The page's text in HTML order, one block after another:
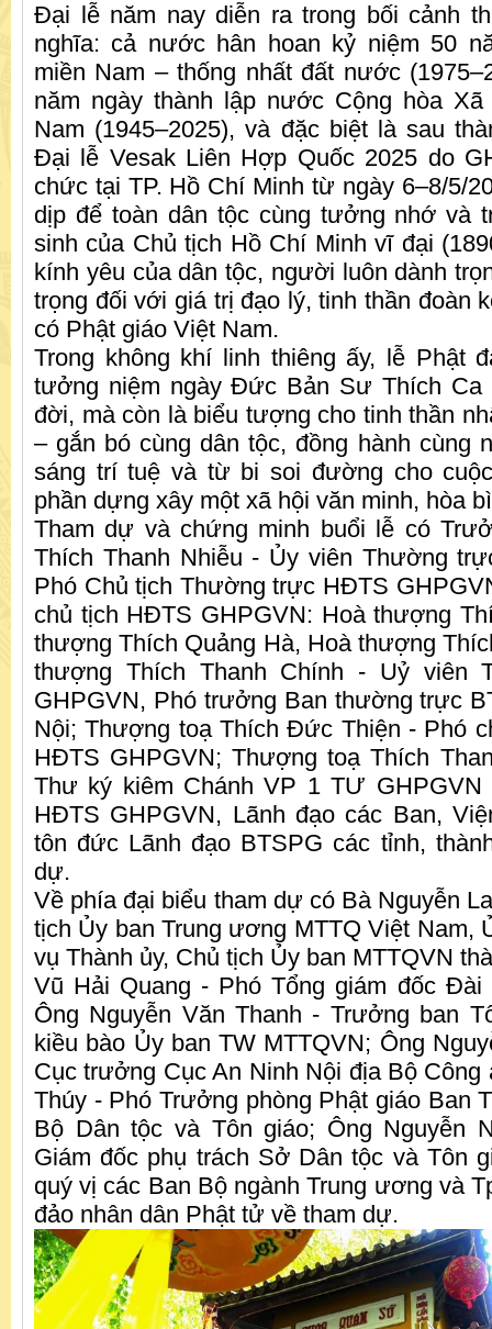
Đại lễ năm nay diễn ra trong bối cảnh
nghĩa: cả nước hân hoan kỷ niệm 50
miền Nam – thống nhất đất nước
năm ngày thành lập nước Cộng hòa
Nam (1945–2025), và đặc biệt là sau
Đại lễ Vesak Liên Hợp Quốc 2025 do
chức tại TP. Hồ Chí Minh từ ngày 6–8/5/
dịp để toàn dân tộc cùng tưởng nhớ và
sinh của Chủ tịch Hồ Chí Minh vĩ đại
kính yêu của dân tộc, người luôn dành
trọng đối với giá trị đạo lý, tinh thần đoàn
có Phật giáo Việt Nam.
Trong không khí linh thiêng ấy, lễ Phật
tưởng niệm ngày Đức Bản Sư Thích Ca
đời, mà còn là biểu tượng cho tinh thần
– gắn bó cùng dân tộc, đồng hành cùng
sáng trí tuệ và từ bi soi đường cho
phần dựng xây một xã hội văn minh, hòa
Tham dự và chứng minh buổi lễ có
Thích Thanh Nhiễu - Ủy viên Thường
Phó Chủ tịch Thường trực HĐTS
chủ tịch HĐTS GHPGVN: Hoà thượng
thượng Thích Quảng Hà, Hoà thượng
thượng Thích Thanh Chính - Uỷ viên
GHPGVN, Phó trưởng Ban thường trực
Nội; Thượng toạ Thích Đức Thiện - Phó
HĐTS GHPGVN; Thượng toạ Thích
Thư ký kiêm Chánh VP 1 TƯ
HĐTS GHPGVN, Lãnh đạo các Ban,
tôn đức Lãnh đạo BTSPG các tỉnh,
dự.
Về phía đại biểu tham dự có Bà Nguyễn
tịch Ủy ban Trung ương MTTQ Việt Nam,
vụ Thành ủy, Chủ tịch Ủy ban MTTQVN
Vũ Hải Quang - Phó Tổng giám đốc Đài
Ông Nguyễn Văn Thanh - Trưởng ban
kiều bào Ủy ban TW MTTQVN; Ông
Cục trưởng Cục An Ninh Nội địa Bộ Công
Thúy - Phó Trưởng phòng Phật giáo Ban
Bộ Dân tộc và Tôn giáo; Ông Nguyễn
Giám đốc phụ trách Sở Dân tộc và Tôn
quý vị các Ban Bộ ngành Trung ương và
đảo nhân dân Phật tử về tham dự.